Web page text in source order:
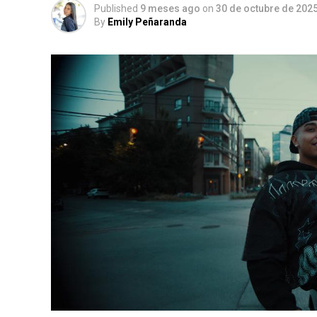
Published 9 meses ago on 30 de octubre de
By Emily Peñaranda